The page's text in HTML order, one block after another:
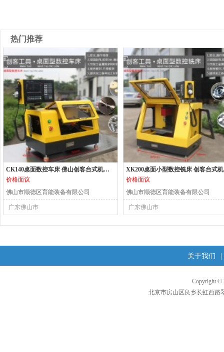
热门推荐
CK140桌面数控车床 佛山创客台式机床 小型数控机床
价格面议
佛山市顺德区育能装备有限公司
广东佛山市
价格面议
佛山市顺德区育能装备有限公司
广东佛山市
关于我们
Copyright ©
北京市房山区良乡长虹西路